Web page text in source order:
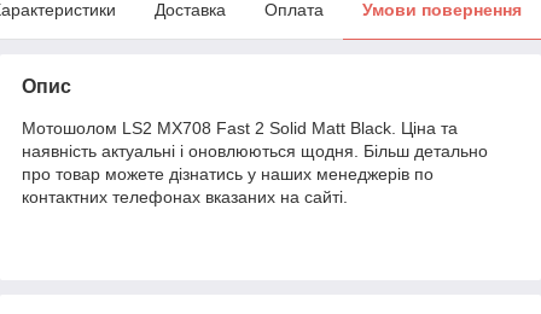
Доставка Оплата Умови повернення
Опис
Мотошолом LS2 MX708 Fast 2 Solid Matt Black. Ціна та
наявність актуальні і оновлюються щодня. Більш детально
про товар можете дізнатись у наших менеджерів по
контактних телефонах вказаних на сайті.